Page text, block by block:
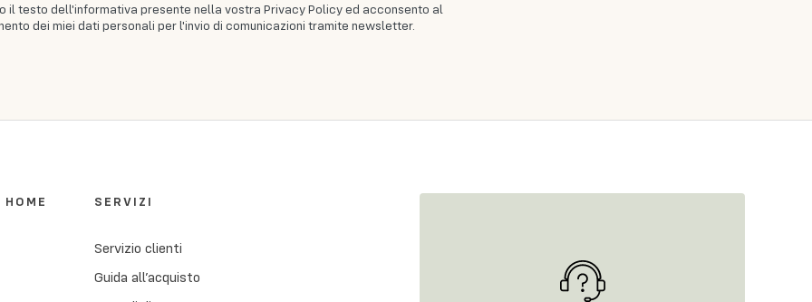
il testo dell'informativa presente nella vostra Privacy Policy ed acconsento al
dei miei dati personali per l'invio di comunicazioni tramite newsletter.
SERVIZI
Servizio clienti
Guida all’acquisto